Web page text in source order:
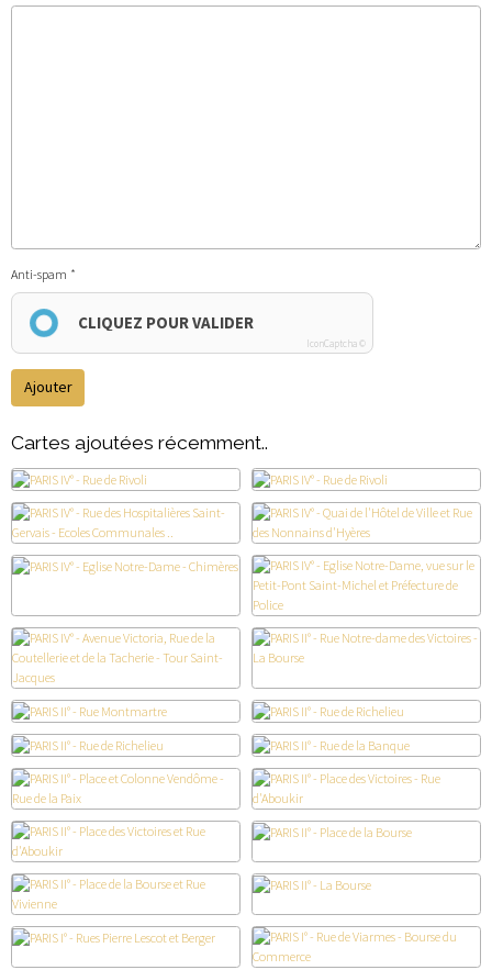
Anti-spam
CLIQUEZ POUR VALIDER
IconCaptcha ©
Ajouter
Cartes ajoutées récemment..